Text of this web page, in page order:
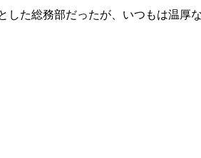
た総務部だったが、いつもは温